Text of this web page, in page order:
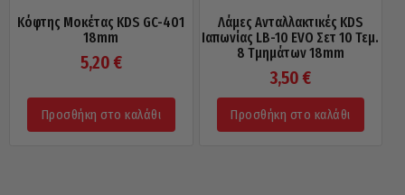
Κόφτης Μοκέτας KDS GC-401
18mm
5,20 €
Προσθήκη στο καλάθι
Λάμες Ανταλλακτικές KDS
Ιαπωνίας LB-10 EVO Σετ 10 Τεμ.
8 Τμημάτων 18mm
3,50 €
Προσθήκη στο καλάθι